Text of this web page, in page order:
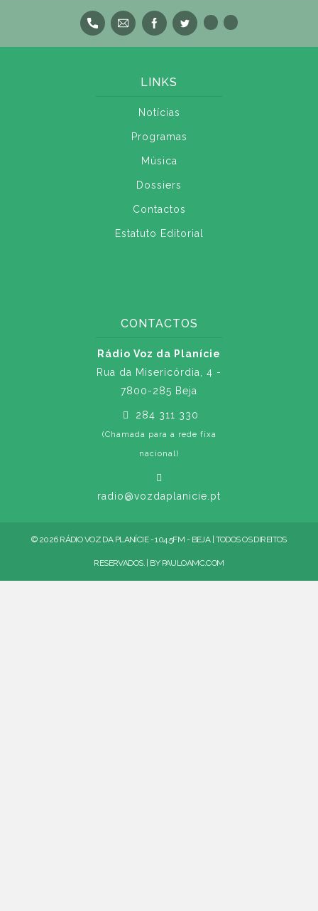
LINKS
Notícias
Programas
Música
Dossiers
Contactos
Estatuto Editorial
CONTACTOS
Rádio Voz da Planície
Rua da Misericórdia, 4 -
7800-285 Beja
284 311 330
(Chamada para a rede fixa
nacional)
radio@vozdaplanicie.pt
© 2026 RÁDIO VOZ DA PLANÍCIE - 104.5FM - BEJA | TODOS OS DIREITOS
RESERVADOS. | BY PAULOAMC.COM